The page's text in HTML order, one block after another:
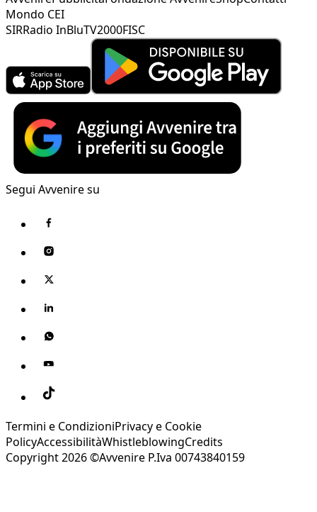
Mondo CEI
SIRRadio InBluTV2000FISC
Segui Avvenire su
Termini e CondizioniPrivacy e Cookie
PolicyAccessibilitàWhistleblowingCredits
Copyright 2026 ©Avvenire P.Iva 00743840159